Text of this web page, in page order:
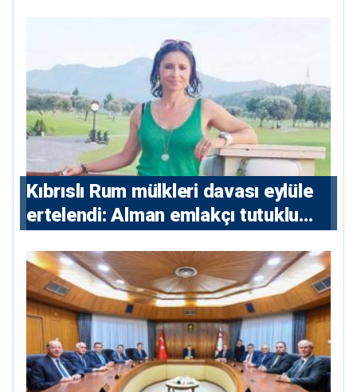
Kıbrıslı Rum mülkleri davası eylüle
ertelendi: Alman emlakçı tutuklu